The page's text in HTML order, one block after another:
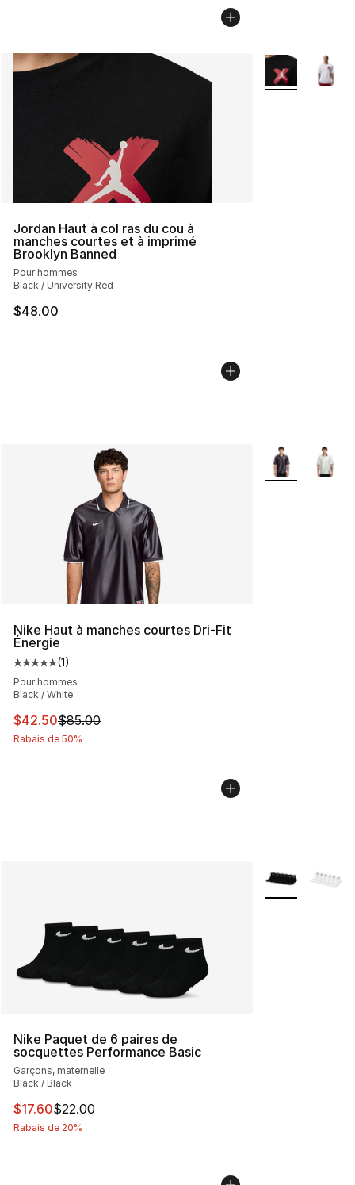
Jordan Haut à col ras du cou à
manches courtes et à imprimé
Brooklyn Banned
Pour hommes
Black / University Red
$48.00
Plus de
Nike Haut à manches courtes Dri-Fit
Énergie
Cote moyenne du client - [5 sur 5 étoiles], 1
(1)
Pour hommes
Black / White
Cet article est en solde. Le prix est passé de $85.00 à
$42.50$85.00
Rabais de 50%
Plus de
Nike Paquet de 6 paires de
socquettes Performance Basic
Garçons, maternelle
Black / Black
Cet article est en solde. Le prix est passé de $22.00 à
$17.60$22.00
Rabais de 20%
Plus de